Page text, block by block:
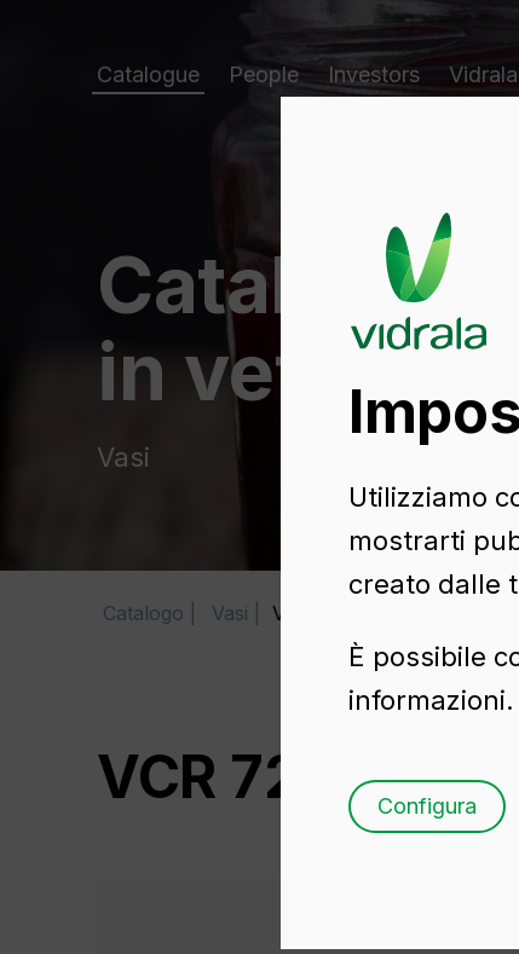
Catalogue People Investors Vidrala
Catalogo
in vetro
Vasi
Catalogo Vasi VCR 720
VCR 720
Utilizziamo
mostrarti
creato dalle
È possibile
informazioni.
Configura